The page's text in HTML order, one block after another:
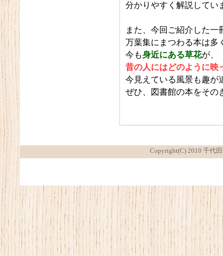
分かりやすく解説してい
また、今回ご紹介した一
万葉集にまつわる本は多
今も身近にある草花が、
昔の人にはどのように映
今見えている風景も趣が
ぜひ、図書館の本をその
Copyright(C) 2010 千代